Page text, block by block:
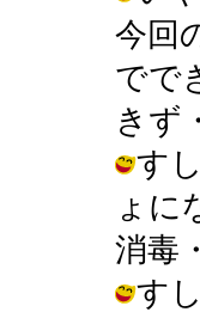
今回
でで
きず
す
ょに
消毒
す